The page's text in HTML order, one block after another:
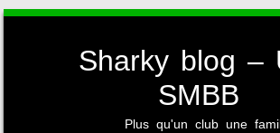
Sharky blog –
SMBB
Plus qu'un club une